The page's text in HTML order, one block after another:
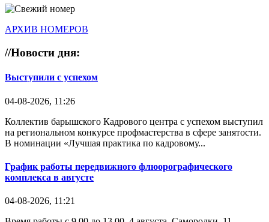
АРХИВ НОМЕРОВ
//Новости дня:
Выступили с успехом
04-08-2026, 11:26
Коллектив барышского Кадрового центра с успехом выступил
на региональном конкурсе профмастерства в сфере занятости.
В номинации «Лучшая практика по кадровому...
График работы передвижного флюорографического
комплекса в августе
04-08-2026, 11:21